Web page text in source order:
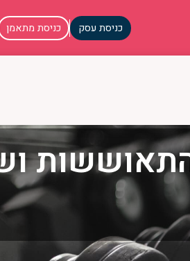
כניסת עסק כניסת מתאמן